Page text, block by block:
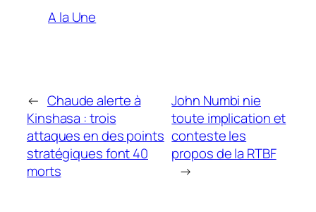
A la Une
← Chaude alerte à
Kinshasa : trois
attaques en des points
stratégiques font 40
morts
John Numbi nie
toute implication et
conteste les
propos de la RTBF
→